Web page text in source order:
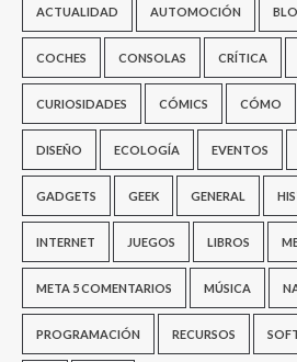
ACTUALIDAD AUTOMOCIÓN
COCHES CONSOLAS CRÍTICA
CURIOSIDADES CÓMICS CÓMO
DISEÑO ECOLOGÍA EVENTOS
GADGETS GEEK GENERAL
INTERNET JUEGOS LIBROS
META 5 COMENTARIOS MÚSICA
PROGRAMACIÓN RECURSOS